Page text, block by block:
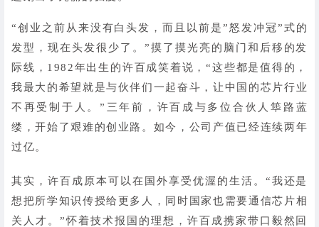
“创业之前从来没有白头发，而且以前是”怒发冲冠”式的
发型，现在头发很少了。”摸了摸光亮的脑门和后移的发
际线，1982年出生的许百成笑着说，“这些都是值得的，
我最大的希望就是与伙伴们一起奋斗，让中国的芯片行业
不再受制于人。”三年前，许百成与多位合伙人筚路蓝
缕，开始了艰难的创业路。如今，公司产值已经连续两年
过亿。
其实，许百成原本可以在国外享受优渥的生活。“我还是
想把所学知识传授给更多人，同时国家也需要通信芯片相
关人才。”怀着技术报国的理想，许百成携家带口毅然回